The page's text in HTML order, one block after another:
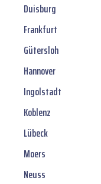
Duisburg
Frankfurt
Gütersloh
Hannover
Ingolstadt
Koblenz
Lübeck
Moers
Neuss